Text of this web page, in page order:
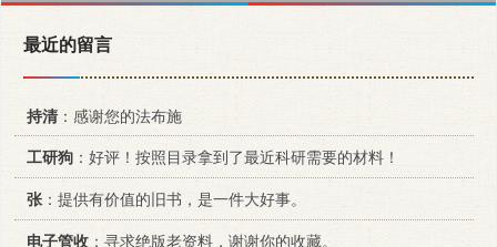
最近的留言
持清：感谢您的法布施
工研狗 ：好评！按照目录拿到了最近科研需要的材料！
张：提供有价值的旧书，是一件大好事。
电子管收 ：寻求绝版老资料，谢谢你的收藏。